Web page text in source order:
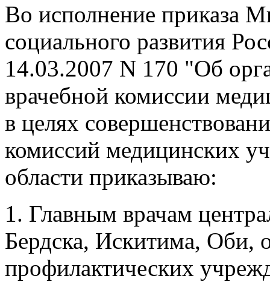
Во исполнение приказа
социального развития
14.03.2007 N 170 "Об
врачебной комиссии
в целях
комиссий медицинских
области приказываю:
1. Главным врачам
Бердска, Искитима, Оби,
профилактических